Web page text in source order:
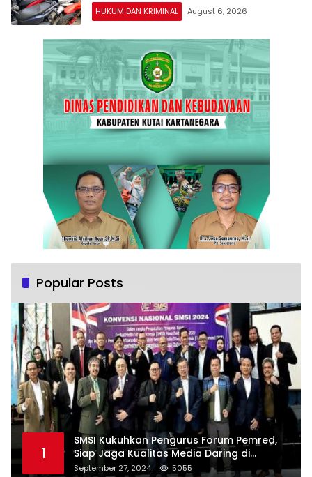
HUKUM DAN KRIMINAL August 6, 2026
Popular Posts
1
SMSI Kukuhkan Pengurus Forum Pemred,
Siap Jaga Kualitas Media Daring di
Indonesia
September 27, 2024 5055